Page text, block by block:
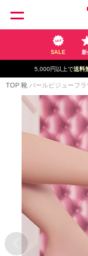
SALE 新
5,000円以上で送料
TOP 靴 パールビジューフ